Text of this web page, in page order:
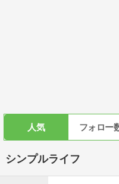
人気 フォロー
シンプルライフ